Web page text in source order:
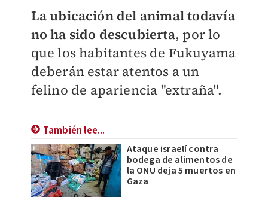
La ubicación del animal todavía
no ha sido descubierta, por lo
que los habitantes de Fukuyama
deberán estar atentos a un
felino de apariencia "extraña".
También lee...
Ataque israelí contra
bodega de alimentos de
la ONU deja 5 muertos en
Gaza